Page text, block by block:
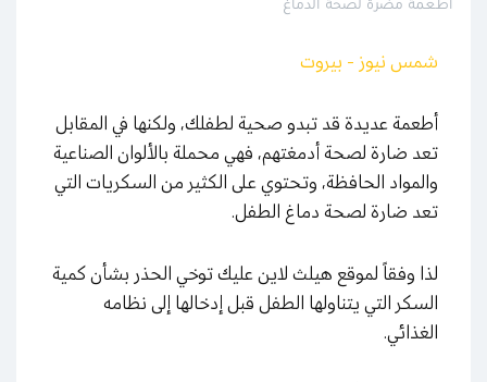
أطعمة مضرة لصحة الدماغ
شمس نيوز - بيروت
أطعمة عديدة قد تبدو صحية لطفلك، ولكنها في المقابل
تعد ضارة لصحة أدمغتهم، فهي محملة بالألوان الصناعية
والمواد الحافظة، وتحتوي على الكثير من السكريات التي
تعد ضارة لصحة دماغ الطفل.
لذا وفقاً لموقع هيلث لاين عليك توخي الحذر بشأن كمية
السكر التي يتناولها الطفل قبل إدخالها إلى نظامه
الغذائي.